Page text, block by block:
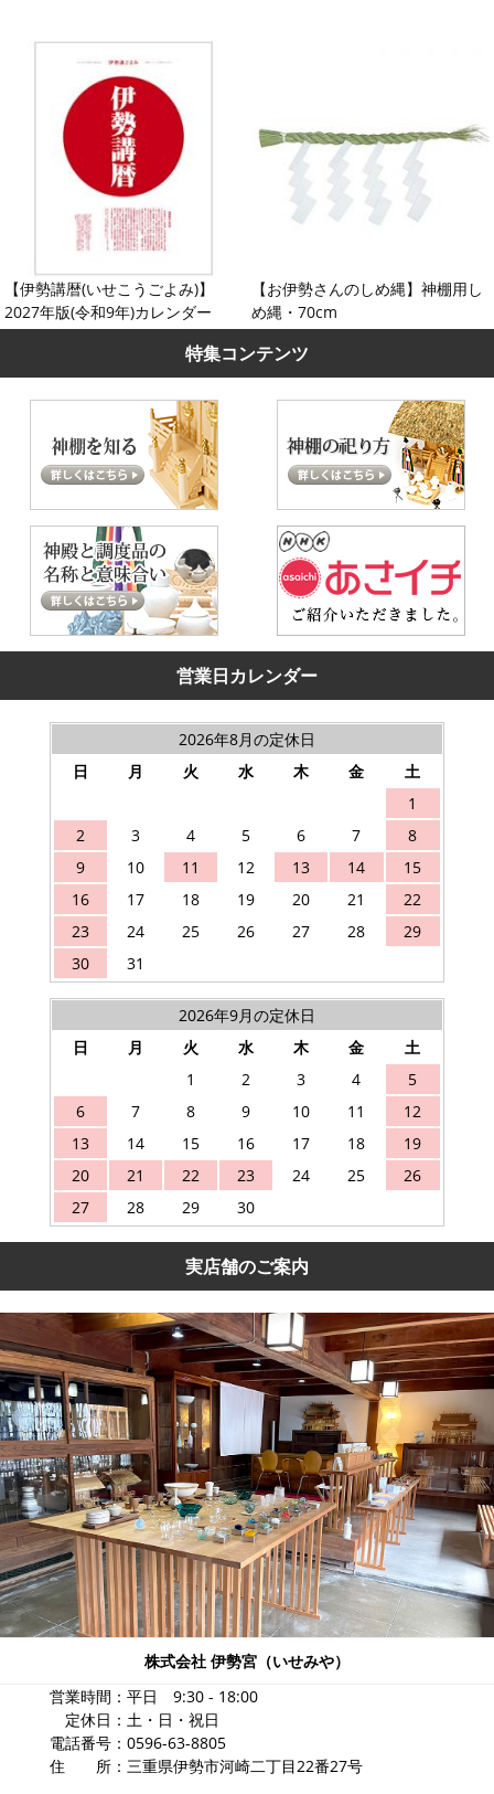
【伊勢講暦(いせこうごよみ)】
2027年版(令和9年)カレンダー
【お伊勢さんのしめ縄】神棚用し
め縄・70cm
特集コンテンツ
営業日カレンダー
2026年8月の定休日
日
月 火 水 木 金
土
1
2
3 4 5 6 7
8
9
10 11 12 13 14
15
16
17 18 19 20 21
22
23
24 25 26 27 28
29
30
31
2026年9月の定休日
日
月 火 水 木 金
土
1
2 3 4
5
6
7 8 9 10 11
12
13
14 15 16 17 18
19
20
21 22 23 24 25
26
27
28 29 30
実店舗のご案内
株式会社 伊勢宮（いせみや）
営業時間：平日 9:30 - 18:00
定休日：土・日・祝日
電話番号：0596-63-8805
住 所：三重県伊勢市河崎二丁目22番27号